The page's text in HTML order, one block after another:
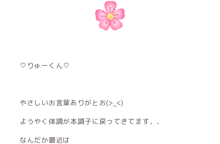
♡りゅーくん♡
やさしいお言葉ありがとお(>_<)
ようやく体調が本調子に戻ってきてます、、
なんだか最近は